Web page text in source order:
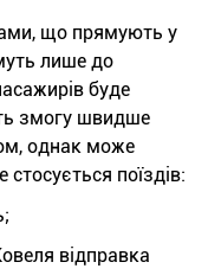
що прямують у
лише до
буде
змогу швидше
однак може
стосується поїздів:
відправка